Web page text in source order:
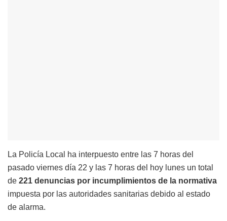
La Policía Local ha interpuesto entre las 7 horas del
pasado viernes día 22 y las 7 horas del hoy lunes un total
de 221 denuncias por incumplimientos de la normativa
impuesta por las autoridades sanitarias debido al estado
de alarma.